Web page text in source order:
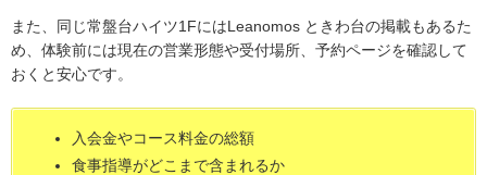
また、同じ常盤台ハイツ1FにはLeanomos ときわ台の掲載もあるた
め、体験前には現在の営業形態や受付場所、予約ページを確認して
おくと安心です。
入会金やコース料金の総額
食事指導がどこまで含まれるか